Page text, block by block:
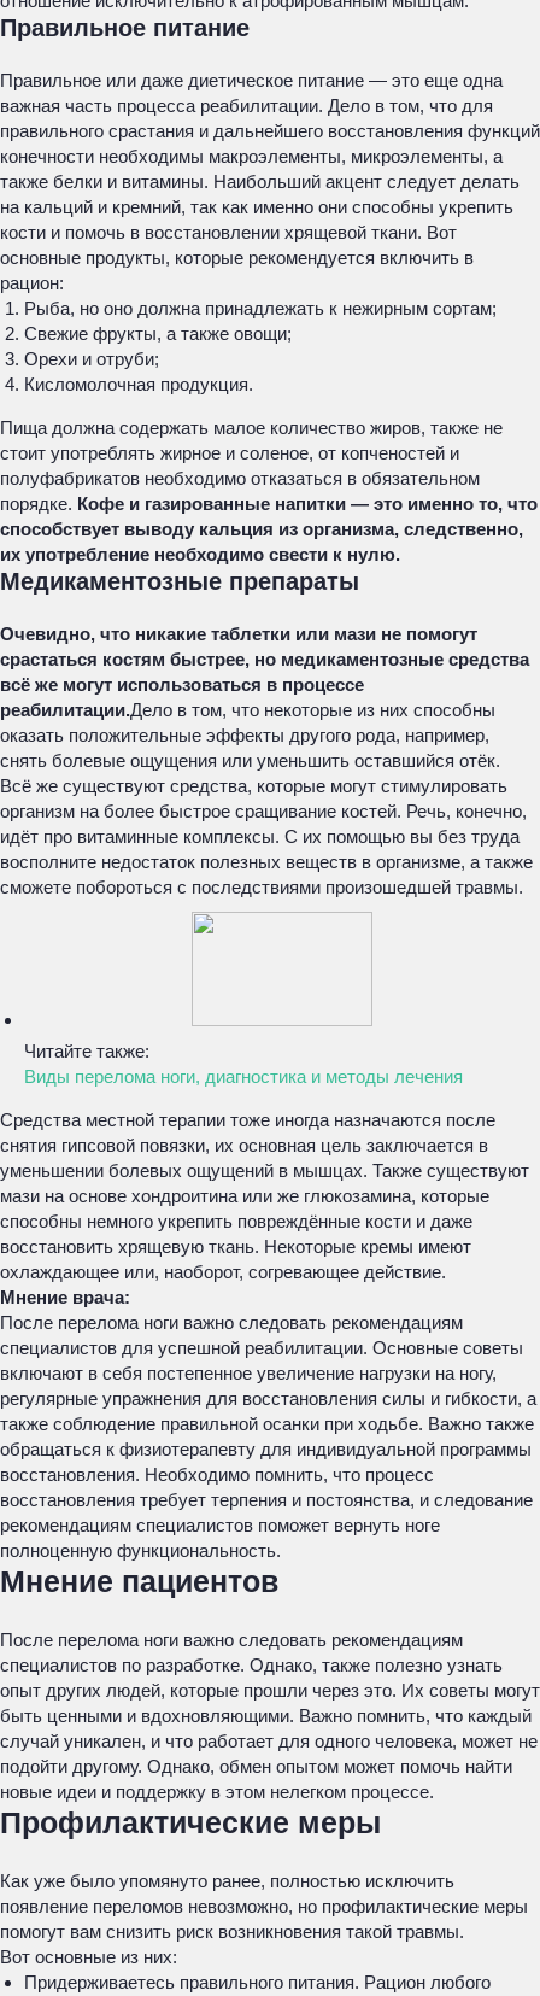
Правильное питание
Правильное или даже диетическое питание — это еще одна
важная часть процесса реабилитации. Дело в том, что для
правильного срастания и дальнейшего восстановления функций
конечности необходимы макроэлементы, микроэлементы, а
также белки и витамины. Наибольший акцент следует делать
на кальций и кремний, так как именно они способны укрепить
кости и помочь в восстановлении хрящевой ткани. Вот
основные продукты, которые рекомендуется включить в
рацион:
Рыба, но оно должна принадлежать к нежирным сортам;
Свежие фрукты, а также овощи;
Орехи и отруби;
Кисломолочная продукция.
Пища должна содержать малое количество жиров, также не
стоит употреблять жирное и соленое, от копченостей и
полуфабрикатов необходимо отказаться в обязательном
порядке. Кофе и газированные напитки — это именно то, что
способствует выводу кальция из организма, следственно,
их употребление необходимо свести к нулю.
Медикаментозные препараты
Очевидно, что никакие таблетки или мази не помогут
срастаться костям быстрее, но медикаментозные средства
всё же могут использоваться в процессе
реабилитации.Дело в том, что некоторые из них способны
оказать положительные эффекты другого рода, например,
снять болевые ощущения или уменьшить оставшийся отёк.
Всё же существуют средства, которые могут стимулировать
организм на более быстрое сращивание костей. Речь, конечно,
идёт про витаминные комплексы. С их помощью вы без труда
восполните недостаток полезных веществ в организме, а также
сможете побороться с последствиями произошедшей травмы.
Читайте также:
Виды перелома ноги, диагностика и методы лечения
Средства местной терапии тоже иногда назначаются после
снятия гипсовой повязки, их основная цель заключается в
уменьшении болевых ощущений в мышцах. Также существуют
мази на основе хондроитина или же глюкозамина, которые
способны немного укрепить повреждённые кости и даже
восстановить хрящевую ткань. Некоторые кремы имеют
охлаждающее или, наоборот, согревающее действие.
Мнение врача:
После перелома ноги важно следовать рекомендациям
специалистов для успешной реабилитации. Основные советы
включают в себя постепенное увеличение нагрузки на ногу,
регулярные упражнения для восстановления силы и гибкости, а
также соблюдение правильной осанки при ходьбе. Важно также
обращаться к физиотерапевту для индивидуальной программы
восстановления. Необходимо помнить, что процесс
восстановления требует терпения и постоянства, и следование
рекомендациям специалистов поможет вернуть ноге
полноценную функциональность.
Мнение пациентов
После перелома ноги важно следовать рекомендациям
специалистов по разработке. Однако, также полезно узнать
опыт других людей, которые прошли через это. Их советы могут
быть ценными и вдохновляющими. Важно помнить, что каждый
случай уникален, и что работает для одного человека, может не
подойти другому. Однако, обмен опытом может помочь найти
новые идеи и поддержку в этом нелегком процессе.
Профилактические меры
Как уже было упомянуто ранее, полностью исключить
появление переломов невозможно, но профилактические меры
помогут вам снизить риск возникновения такой травмы.
Вот основные из них:
Придерживаетесь правильного питания. Рацион любого